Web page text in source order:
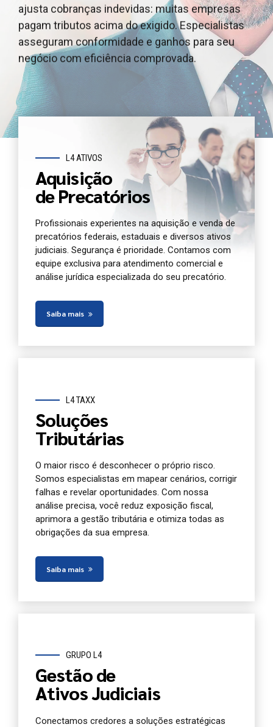
outros ativos judiciais, garantindo segurança
jurídica e agilidade. Oferecemos atendimento e
análise completa para você antecipar seu crédito
com segurança.
ajusta cobranças indevidas: muitas empresas
pagam tributos acima do exigido. Especialistas
asseguram conformidade e ganhos para seu
negócio com eficiência comprovada.
e outros ativos judiciais, garantindo segurança e
agilidade. Oferecemos atendimento dedicado e
análise jurídica completa do seu precatório
agora.
L4 ATIVOS
Aquisição
de Precatórios
Profissionais experientes na aquisição e venda de
precatórios federais, estaduais e diversos ativos
judiciais. Segurança é prioridade. Contamos com
equipe exclusiva para atendimento comercial e
análise jurídica especializada do seu precatório.
Saiba mais
L4 TAXX
Soluções
Tributárias
O maior risco é desconhecer o próprio risco.
Somos especialistas em mapear cenários, corrigir
falhas e revelar oportunidades. Com nossa
análise precisa, você reduz exposição fiscal,
aprimora a gestão tributária e otimiza todas as
obrigações da sua empresa.
Saiba mais
GRUPO L4
Gestão de
Ativos Judiciais
Conectamos credores a soluções estratégicas